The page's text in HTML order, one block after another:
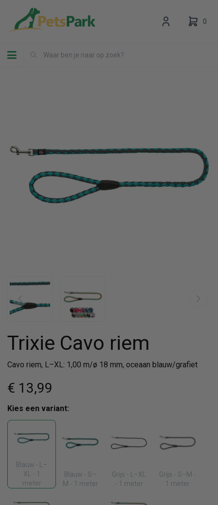
Toggle navigation
0
Trixie Cavo riem
Cavo riem, L–XL: 1,00 m/ø 18 mm, oceaan blauw/grafiet
€ 13,99
Kies een variant:
Blauw - L–
XL - 1
meter
Blauw - S–
M - 1 meter
Grijs - L–XL
- 1 meter
Grijs - S–M -
1 meter